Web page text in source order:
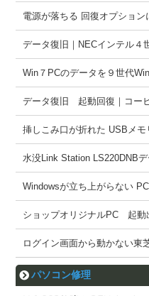
電源が落ちる 回復オプショ
データ復旧｜NECインテル４
Win７PCのデータを９世代
データ復旧 起動回復｜コー
挿しこみ口が折れた USBメモ
水没Link Station LS220DNBデ
Windowsが立ち上がらない
ショップオリジナルPC 起動
ログイン画面から動かない東
パソコン修理